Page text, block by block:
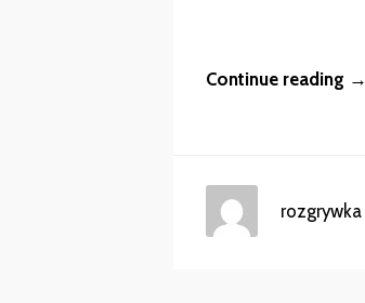
Continue reading →
rozgrywka